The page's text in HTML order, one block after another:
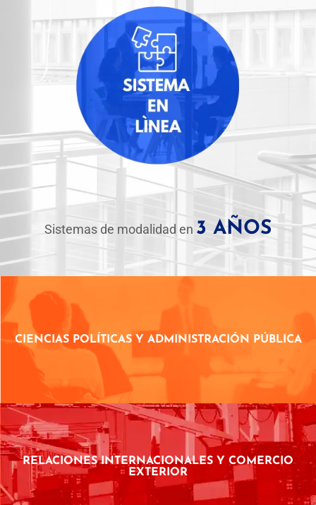
Sistemas de modalidad en 3 AÑOS
CIENCIAS POLÍTICAS Y ADMINISTRACIÓN PÚBLICA
RELACIONES INTERNACIONALES Y COMERCIO
EXTERIOR